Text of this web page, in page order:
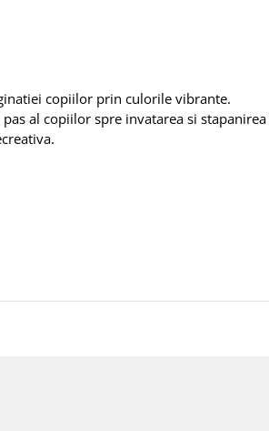
copiilor prin culorile vibrante.
al copiilor spre invatarea si